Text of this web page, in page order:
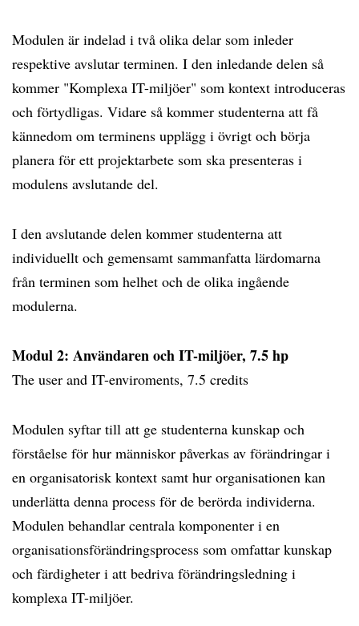
Modulen är indelad i två olika delar som inleder
respektive avslutar terminen. I den inledande delen så
kommer "Komplexa IT-miljöer" som kontext introduceras
och förtydligas. Vidare så kommer studenterna att få
kännedom om terminens upplägg i övrigt och börja
planera för ett projektarbete som ska presenteras i
modulens avslutande del.
I den avslutande delen kommer studenterna att
individuellt och gemensamt sammanfatta lärdomarna
från terminen som helhet och de olika ingående
modulerna.
Modul 2: Användaren och IT-miljöer, 7.5 hp
The user and IT-enviroments, 7.5 credits
Modulen syftar till att ge studenterna kunskap och
förståelse för hur människor påverkas av förändringar i
en organisatorisk kontext samt hur organisationen kan
underlätta denna process för de berörda individerna.
Modulen behandlar centrala komponenter i en
organisationsförändringsprocess som omfattar kunskap
och färdigheter i att bedriva förändringsledning i
komplexa IT-miljöer.